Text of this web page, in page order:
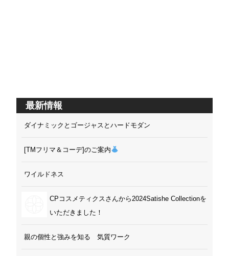
最新情報
ダイナミックとゴージャスとハードモダン
[TMフリマ＆コーデ]のご案内
ワイルドネス
CPコスメティクスさんから2024Satishe Collectionを
いただきました！
親の個性と強みを知る 気質ワーク